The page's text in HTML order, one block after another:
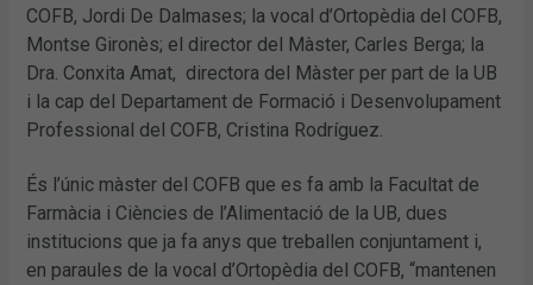
COFB, Jordi De Dalmases; la vocal d’Ortopèdia del COFB,
Montse Gironès; el director del Màster, Carles Berga; la
Dra. Conxita Amat, directora del Màster per part de la UB
i la cap del Departament de Formació i Desenvolupament
Professional del COFB, Cristina Rodríguez.
És l’únic màster del COFB que es fa amb la Facultat de
Farmàcia i Ciències de l’Alimentació de la UB, dues
institucions que ja fa anys que treballen conjuntament i,
en paraules de la vocal d’Ortopèdia del COFB, “mantenen